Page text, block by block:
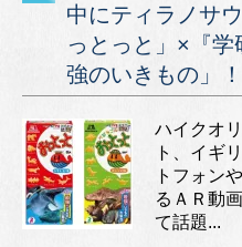
中にティラノサ
っとっと」×『
強のいきもの」！
ハイクオ
ト、イギ
トフォン
るＡＲ動
て話題...